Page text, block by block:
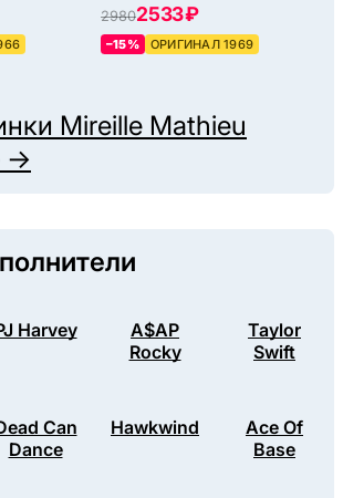
29802533 ₽
–15% ОРИГИНАЛ 1969
Mireille Mathieu
→
Harvey
A$AP
Rocky
Taylor
Swift
Can
Dance
Hawkwind
Ace Of
Base